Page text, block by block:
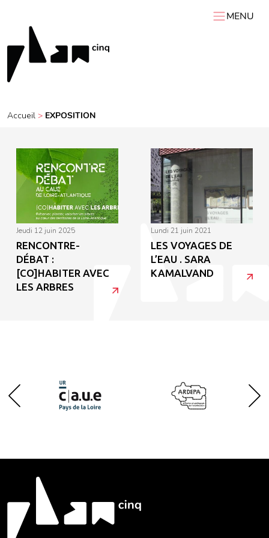
MENU
Podcasts
Conférences
Résidences
Interviews
Visites
Accueil > EXPOSITION
jeudi 12 juin 2025
RENCONTRE-
DÉBAT :
[CO]HABITER AVEC
LES ARBRES
lundi 21 juin 2021
LES VOYAGES DE
L’EAU . SARA
KAMALVAND